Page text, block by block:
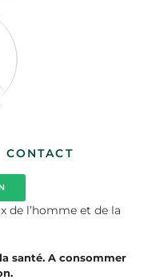
CONTACT
de l’homme et de la
santé. A consommer